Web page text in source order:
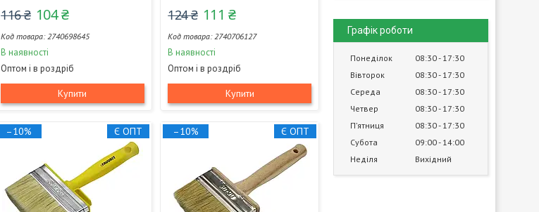
116 ₴ 104 ₴
2740698645
В наявності
Оптом і в роздріб
Купити
124 ₴ 111 ₴
2740706127
В наявності
Оптом і в роздріб
Купити
–10% Є ОПТ –10% Є ОПТ
Графік роботи
Понеділок 08:30 17:30
Вівторок
08:30 17:30
Середа
08:30 17:30
Четвер
08:30 17:30
Пʼятниця
08:30 17:30
Субота
09:00 14:00
Неділя
Вихідний